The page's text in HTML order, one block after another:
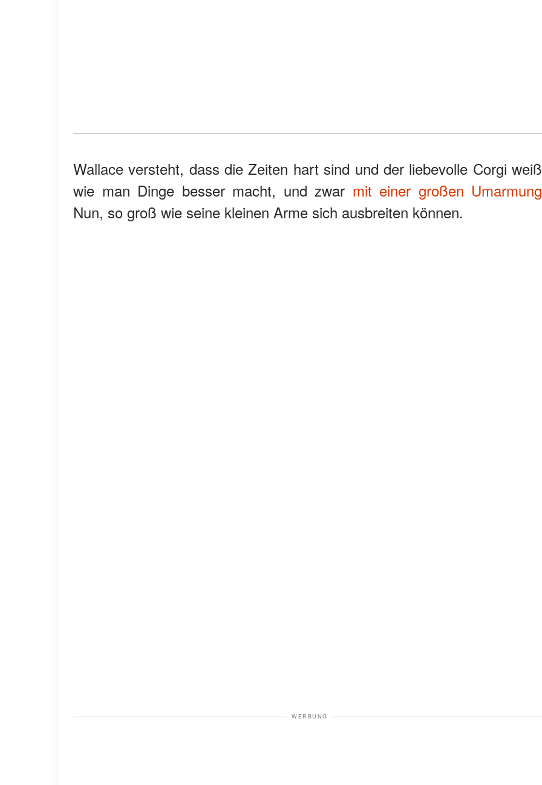
Wallace versteht, dass die Zeiten hart sind und der liebevolle Corgi
wie man Dinge besser macht, und zwar mit einer großen
Nun, so groß wie seine kleinen Arme sich ausbreiten können.
WERBUNG